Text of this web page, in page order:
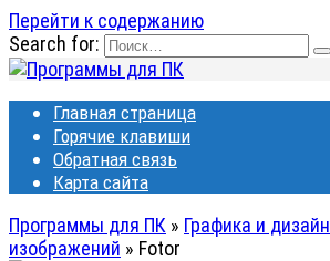
Перейти к содержанию
Search for:
Главная страница
Горячие клавиши
Обратная связь
Карта сайта
Программы для ПК » Графика и дизайн
изображений » Fotor